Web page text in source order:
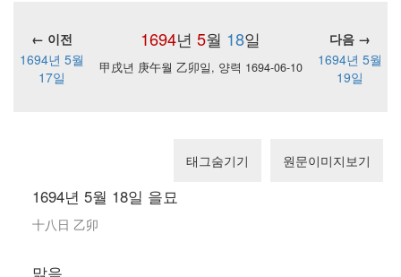
1694년 5월 18일
← 이전
다음 →
1694년 5월
17일
甲戌년 庚午월 乙卯일, 양력 1694-06-10
1694년 5월
19일
태그숨기기 원문이미지보기
1694년 5월 18일 을묘
十八日 乙卯
맑음